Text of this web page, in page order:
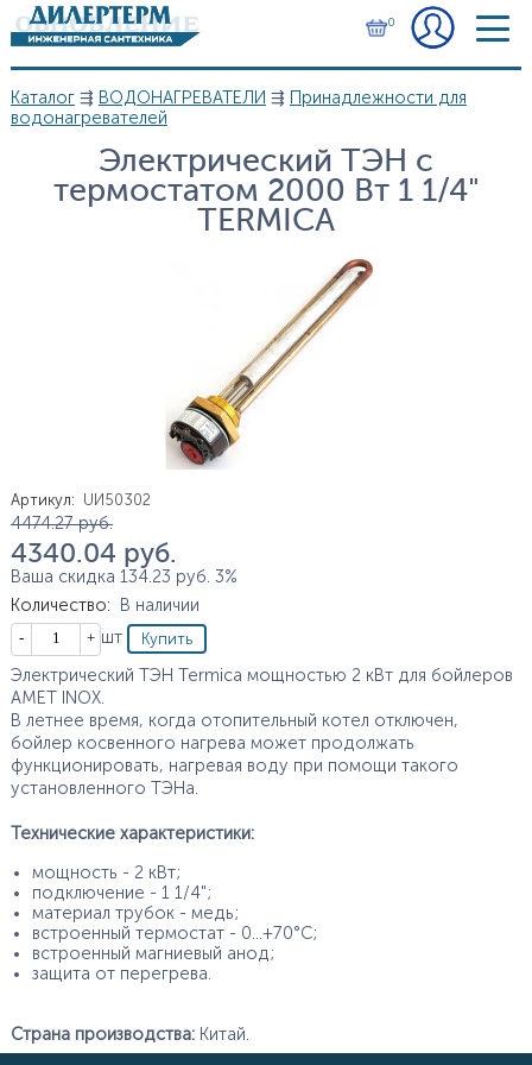
Перейти к основному содержанию
0
Вы здесь
Каталог⇶ ВОДОНАГРЕВАТЕЛИ ⇶ Принадлежности для
водонагревателей
Электрический ТЭН с
термостатом 2000 Вт 1 1/4"
TERMICA
Артикул: UИ50302
Цена
4 474.27 руб.
4 340.04 руб.
Ваша скидка 134.23 руб. 3%
Количество:
В наличии
Кол-во
шт
Электрический ТЭН Termica мощностью 2 кВт для бойлеров
AMET INOX.
В летнее время, когда отопительный котел отключен,
бойлер косвенного нагрева может продолжать
функционировать, нагревая воду при помощи такого
установленного ТЭНа.
Технические характеристики:
мощность - 2 кВт;
подключение - 1 1/4";
материал трубок - медь;
встроенный термостат - 0...+70°С;
встроенный магниевый анод;
защита от перегрева.
Страна производства:Китай.